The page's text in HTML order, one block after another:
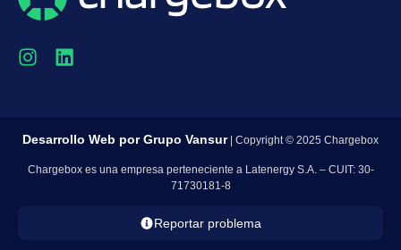
Desarrollo Web porGrupo Vansur| Copyright © 2025 Chargebox
Chargebox es una empresa perteneciente a Latenergy S.A. – CUIT: 30-
71730181-8
Reportar problema